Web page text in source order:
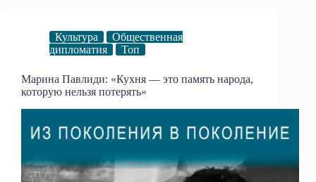
Культура
Общественная
дипломатия
Топ
Марина Павлиди: «Кухня — это память народа,
которую нельзя потерять»